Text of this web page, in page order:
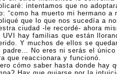
intentamos que no
“como ha muerto mi hermano a
que lo que nos sucedía a
ciudad -le recordé- ahora
UVI hay familias que están
Y muchos de ellos se
padre… No eres ni serás el
que reaccionara y funcionó.
cómo saber hasta donde hay